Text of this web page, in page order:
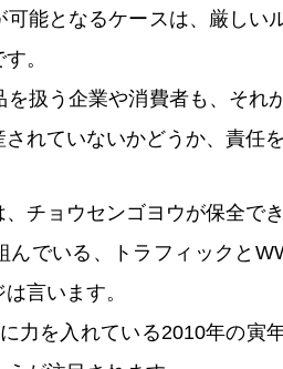
可能となるケースは、厳しい
。
を扱う企業や消費者も、それ
されていないかどうか、責任
、チョウセンゴヨウが保全で
んでいる、トラフィックと
言います。
力を入れている2010年の寅